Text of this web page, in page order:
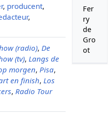
Fer
ry
de
Gro
ot
, producent,
,
(radio), De
(tv), Langs de
morgen, Pisa,
en finish, Los
, Radio Tour